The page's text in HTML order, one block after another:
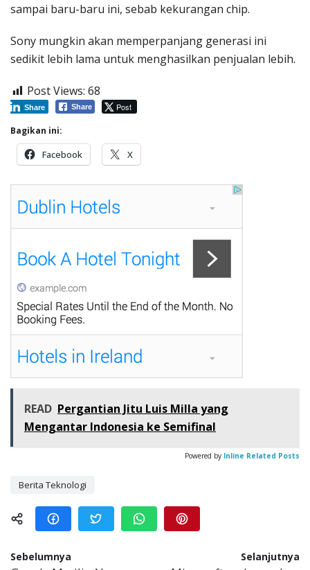
sampai baru-baru ini, sebab kekurangan chip.
Sony mungkin akan memperpanjang generasi ini
sedikit lebih lama untuk menghasilkan penjualan lebih.
Post Views: 68
Share Post
Share
Bagikan ini:
Facebook X
READ Pergantian Jitu Luis Milla yang
Mengantar Indonesia ke Semifinal
Powered by Inline Related Posts
Berita Teknologi
Sebelumnya Selanjutnya